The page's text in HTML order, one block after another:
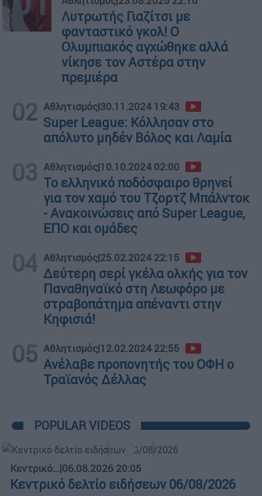
Λυτρωτής Γιαζίτσι με
φανταστικό γκολ! Ο
Ολυμπιακός αγχώθηκε αλλά
νίκησε τον Αστέρα στην
πρεμιέρα
02 Αθλητισμός|30.11.2024 19:43
Super League: Κόλλησαν στο
απόλυτο μηδέν Βόλος και Λαμία
03 Αθλητισμός|10.10.2024 02:00
Το ελληνικό ποδόσφαιρο θρηνεί
για τον χαμό του Τζορτζ Μπάλντοκ
- Ανακοινώσεις από Super League,
ΕΠΟ και ομάδες
04 Αθλητισμός|25.02.2024 22:15
Δεύτερη σερί γκέλα ολκής για τον
Παναθηναϊκό στη Λεωφόρο με
στραβοπάτημα απέναντι στην
Κηφισιά!
05 Αθλητισμός|12.02.2024 22:55
Ανέλαβε προπονητής του ΟΦΗ ο
Τραϊανός Δέλλας
POPULAR VIDEOS
Κεντρικό...|06.08.2026 20:05
Κεντρικό δελτίο ειδήσεων 06/08/2026